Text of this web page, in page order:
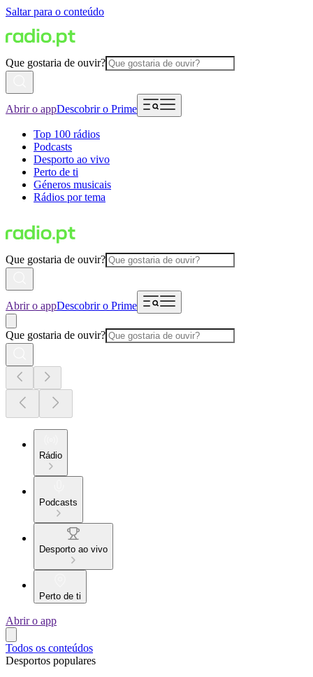
Saltar para o conteúdo
Que gostaria de ouvir?
Abrir o appDescobrir o Prime
Top 100 rádios
Podcasts
Desporto ao vivo
Perto de ti
Géneros musicais
Rádios por tema
Que gostaria de ouvir?
Abrir o appDescobrir o Prime
Que gostaria de ouvir?
Rádio
Podcasts
Desporto ao vivo
Perto de ti
Abrir o app
Todos os conteúdos
Desportos populares